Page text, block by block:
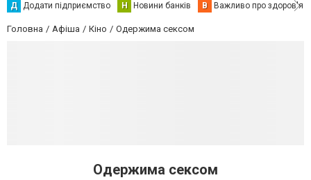
Д Додати підприємство Н Новини банків В Важливо про здоров'я
Головна Афіша Кіно Одержима сексом
Одержима сексом